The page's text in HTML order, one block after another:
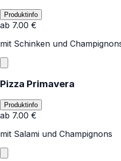
Produktinfo
ab 7.00 €
mit Schinken und
Pizza Primavera
Produktinfo
ab 7.00 €
mit Salami und Champignons